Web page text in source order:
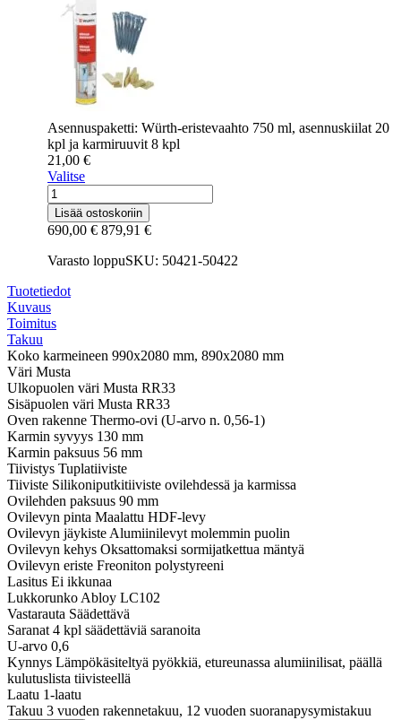
Asennuspaketti: Würth-eristevaahto 750 ml, asennuskiilat 20
kpl ja karmiruuvit 8 kpl
21,00 €
Valitse
Ulko-
ovi
Päijänne-
ovet
Luotikas
9-
10x21
määrä
Lisää ostoskoriin
690,00 € 879,91 €
Varasto loppuSKU: 50421-50422
Tuotetiedot
Kuvaus
Toimitus
Takuu
Koko karmeineen 990x2080 mm, 890x2080 mm
Väri Musta
Ulkopuolen väri Musta RR33
Sisäpuolen väri Musta RR33
Oven rakenne Thermo-ovi (U-arvo n. 0,56-1)
Karmin syvyys 130 mm
Karmin paksuus 56 mm
Tiivistys Tuplatiiviste
Tiiviste Silikoniputkitiiviste ovilehdessä ja karmissa
Ovilehden paksuus 90 mm
Ovilevyn pinta Maalattu HDF-levy
Ovilevyn jäykiste Alumiinilevyt molemmin puolin
Ovilevyn kehys Oksattomaksi sormijatkettua mäntyä
Ovilevyn eriste Freoniton polystyreeni
Lasitus Ei ikkunaa
Lukkorunko Abloy LC102
Vastarauta Säädettävä
Saranat 4 kpl säädettäviä saranoita
U-arvo 0,6
Kynnys Lämpökäsiteltyä pyökkiä, etureunassa alumiinilisat, päällä
kulutuslista tiivisteellä
Laatu 1-laatu
Takuu 3 vuoden rakennetakuu, 12 vuoden suoranapysymistakuu